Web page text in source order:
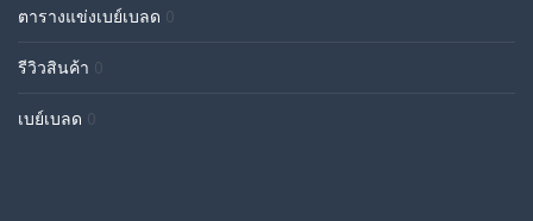
ตารางแข่งเบย์เบลด 0
รีวิวสินค้า 0
เบย์เบลด 0